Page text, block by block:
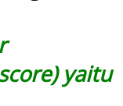
yaitu